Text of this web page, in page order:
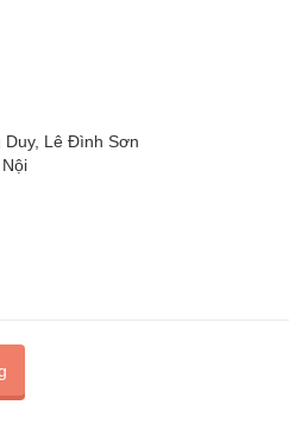
Duy, Lê Đình Sơn